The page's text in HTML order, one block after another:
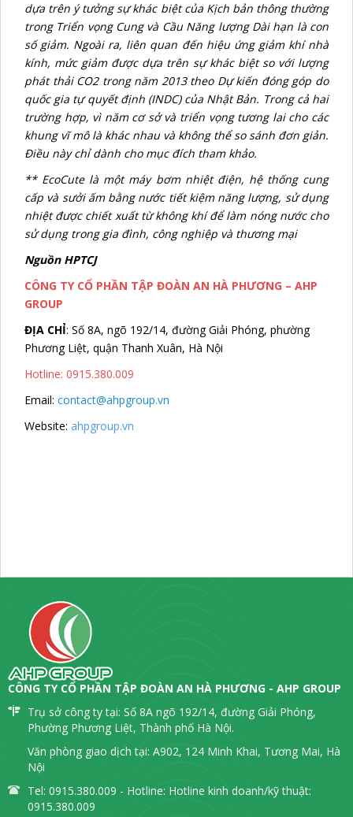
dựa trên ý tưởng sự khác biệt của Kịch bản thông thường
trong Triển vọng Cung và Cầu Năng lượng Dài hạn là con
số giảm. Ngoài ra, liên quan đến hiệu ứng giảm khí nhà
kính, mức giảm được dựa trên sự khác biệt so với lượng
phát thải CO2 trong năm 2013 theo Dự kiến đóng góp do
quốc gia tự quyết định (INDC) của Nhật Bản. Trong cả hai
trường hợp, vì năm cơ sở và triển vọng tương lai cho các
khung vĩ mô là khác nhau và không thể so sánh đơn giản.
Điều này chỉ dành cho mục đích tham khảo.
** EcoCute là một máy bơm nhiệt điện, hệ thống cung
cấp và sưởi ấm bằng nước tiết kiệm năng lượng, sử dụng
nhiệt được chiết xuất từ không khí để làm nóng nước cho
sử dụng trong gia đình, công nghiệp và thương mại
Nguồn HPTCJ
CÔNG TY CỔ PHẦN TẬP ĐOÀN AN HÀ PHƯƠNG – AHP
GROUP
ĐỊA CHỈ: Số 8A, ngõ 192/14, đường Giải Phóng, phường
Phương Liệt, quận Thanh Xuân, Hà Nội
Hotline: 0915.380.009
Email: contact@ahpgroup.vn
Website: ahpgroup.vn
CÔNG TY CỔ PHẦN TẬP ĐOÀN AN HÀ PHƯƠNG - AHP GROUP
Trụ sở công ty tại: Số 8A ngõ 192/14, đường Giải Phóng,
Phường Phương Liệt, Thành phố Hà Nội.
Văn phòng giao dịch tại: A902, 124 Minh Khai, Tương Mai, Hà
Nội
Tel: 0915.380.009 - Hotline: Hotline kinh doanh/kỹ thuật:
0915.380.009